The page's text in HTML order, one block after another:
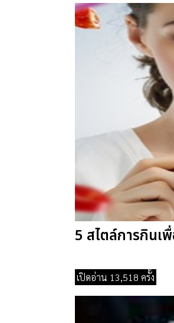
5 สไตล์การกินเ
เปิดอ่าน 13,518 ครั้ง